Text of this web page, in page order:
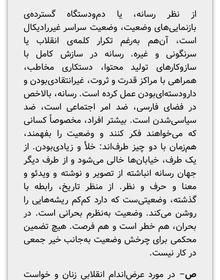
از نظر رسانه، یا دم‌ودستگاه گسترده‌ی
بازنمایی‌های وضعیت، وضعیت سراسر غیررادیکال
است، آن‌هم به‌رغم تکرار کلمه‌ی انقلاب یا
سرنگونی و غیره. رسانه در سازش کامل با
سازوکارهای تولید محتوا، دستکاری مخاطب،
همراهی با مراکز قدرت و ثروت، غیرانتقادی‌بودن و
دارودسته‌ای‌بودن عمل کرده است. رسانه، بالاخص
در فضای فارسی، ضد امر اجتماعی است، ضد
سیاسی‌شدن است. بیشتر افراد، مخصوصاً کسانی
که می‌خواهند فکر کنند و وضعیت را بفهمند،
هم‌زمان با دو چیز طرف‌اند: خلأ و زیادی‌بودن. از
یک طرف، خیابان‌ها خالی می‌شود و از طرف دیگر
جهان رسانه انباشته از تصویر و نوشته و ویدئو و
معنا و حرف و نظر. از منظر تاریخ، رابطه با
گذشته، وضعیتی‌ست که دارد کم‌کم ریشه‌هایی را
روشن می‌کند. وضعیت به‌نظرم بحرانی است. در
بحران، هم خطر است و هم فرصت. هیچ تضمین
محکمی برای چرخش وضعیت به‌جانب خیر جمعی
در کار نیست.
ص– در مورد عرض‌اندام انقلابی زنان و خواست